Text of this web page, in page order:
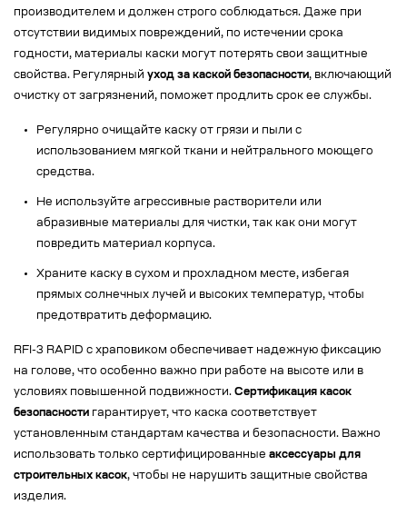
производителем и должен строго соблюдаться. Даже при
отсутствии видимых повреждений, по истечении срока
годности, материалы каски могут потерять свои защитные
свойства. Регулярный уход за каской безопасности, включающий
очистку от загрязнений, поможет продлить срок ее службы.
Регулярно очищайте каску от грязи и пыли с
использованием мягкой ткани и нейтрального моющего
средства.
Не используйте агрессивные растворители или
абразивные материалы для чистки, так как они могут
повредить материал корпуса.
Храните каску в сухом и прохладном месте, избегая
прямых солнечных лучей и высоких температур, чтобы
предотвратить деформацию.
RFI-3 RAPID с храповиком обеспечивает надежную фиксацию
на голове, что особенно важно при работе на высоте или в
условиях повышенной подвижности. Сертификация касок
безопасности гарантирует, что каска соответствует
установленным стандартам качества и безопасности. Важно
использовать только сертифицированные аксессуары для
строительных касок, чтобы не нарушить защитные свойства
изделия.